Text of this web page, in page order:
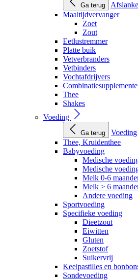
Ga terug
Maaltijdvervanger
Zoet
Zout
Eetlustremmer
Platte buik
Vetverbranders
Vetbinders
Vochtafdrijvers
Thee
Shakes
Voeding
Ga terug
Voeding
Thee, Kruidenthee
Babyvoeding
Medische
Medische
Melk 0-6
Melk > 6
Andere voeding
Sportvoeding
Specifieke voeding
Dieetzout
Eiwitten
Gluten
Zoetstof
Suikervrij
Keelpastilles en
Sondevoeding